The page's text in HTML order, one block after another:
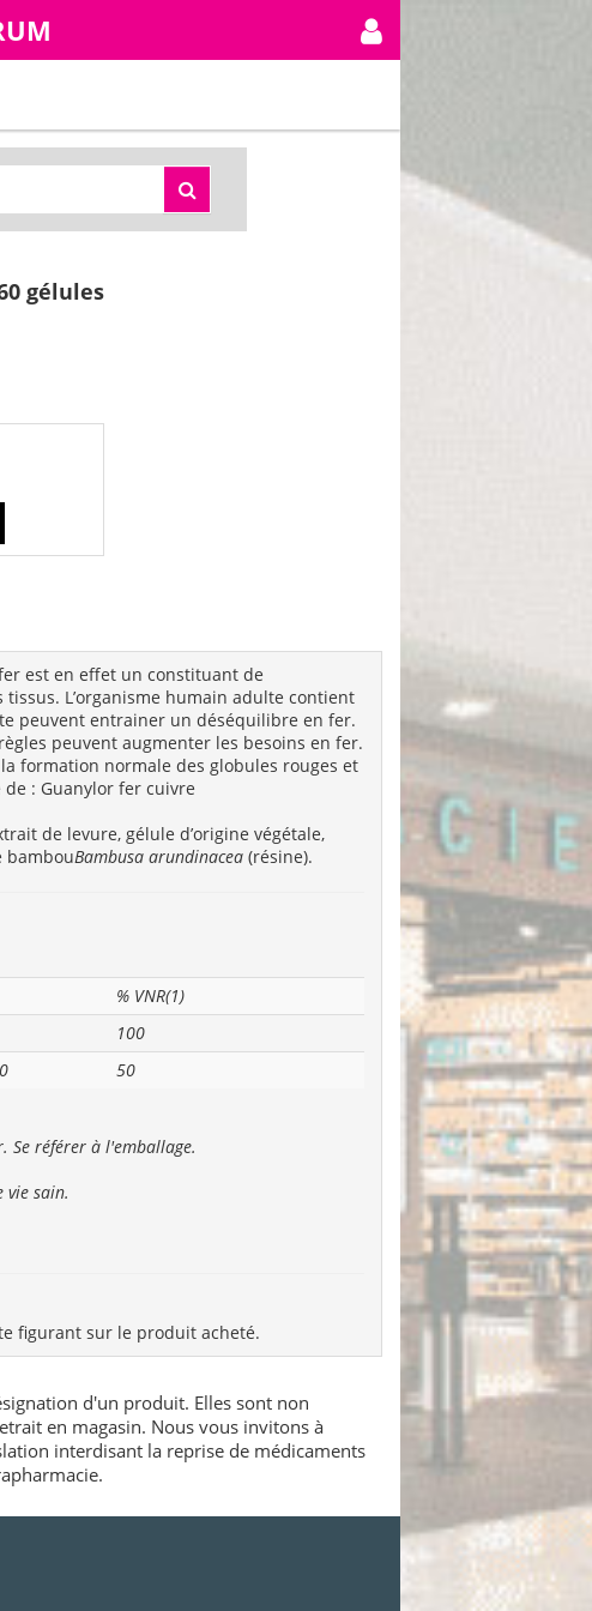
gélules
est en effet un constituant de
L’organisme humain adulte contient
peuvent entrainer un déséquilibre en fer.
peuvent augmenter les besoins en fer.
formation normale des globules rouges et
: Guanylor fer cuivre
de levure, gélule d’origine végétale,
bambouBambusa arundinacea(résine).
% VNR(1)
100
50
Se référer à l'emballage.
sain.
figurant sur le produit acheté.
d'un produit. Elles sont non
en magasin. Nous vous invitons à
interdisant la reprise de médicaments